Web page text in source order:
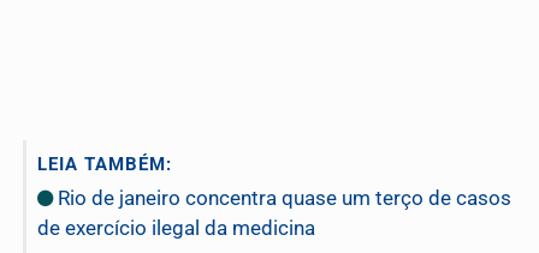
LEIA TAMBÉM:
Rio de janeiro concentra quase um terço de casos
de exercício ilegal da medicina